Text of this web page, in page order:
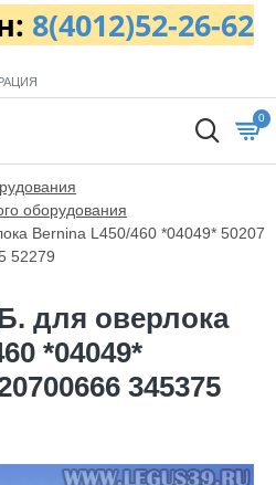
8(4012)52-26-62
0
оборудования
Bernina L450/460 *04049* 50207
52279
для оверлока
*04049*
345375